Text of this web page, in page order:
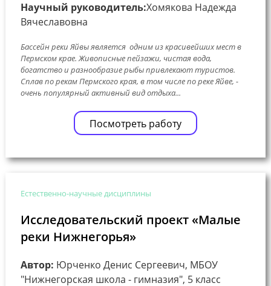
Научный руководитель:Хомякова Надежда
Вячеславовна
Бассейн реки Яйвы является одним из красивейших мест в
Пермском крае. Живописные пейзажи, чистая вода,
богатство и разнообразие рыбы привлекают туристов.
Сплав по рекам Пермского края, в том числе по реке Яйве, -
очень популярный активный вид отдыха...
Посмотреть работу
Естественно-научные дисциплины
Исследовательский проект «Малые
реки Нижнегорья»
Автор: Юрченко Денис Сергеевич, МБОУ
"Нижнегорская школа - гимназия", 5 класс